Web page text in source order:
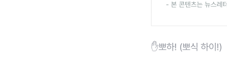
- 본 콘텐츠는 뉴스레터
✋뽀하! (뽀식 하이!)